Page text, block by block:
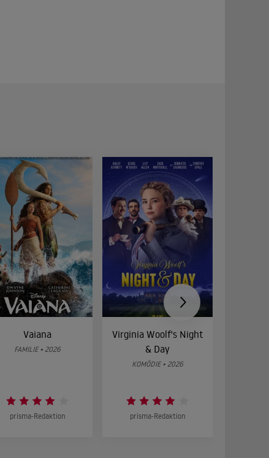
Vaiana
FAMILIE • 2026
prisma-Redaktion
Virginia Woolf's Night
& Day
KOMÖDIE • 2026
prisma-Redaktion